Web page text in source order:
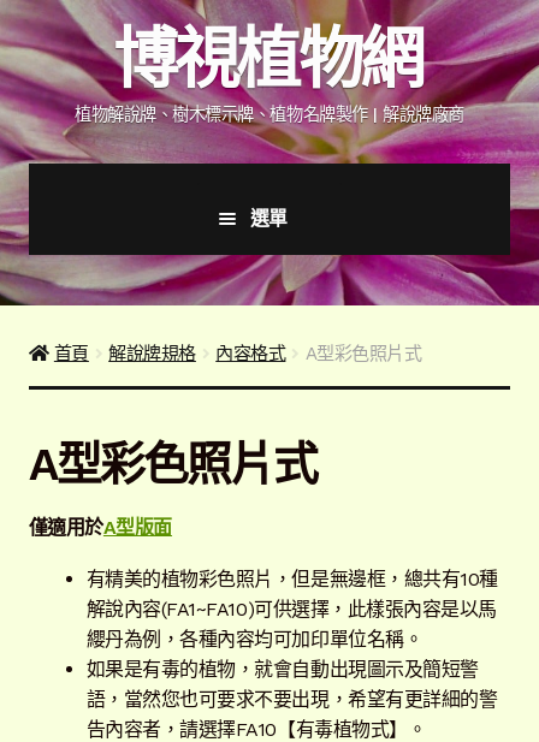
跳
至
導
覽
列
跳
至
主
要
內
容
博視植物網
植物解說牌、樹木標示牌、植物名牌製作 | 解說牌廠商
選單
首頁
產品價格表
下載詢價單
植物圖鑑/標示牌/附件型錄
子
選
解說牌規格
展
開
選
單
QRcode
版面大小
首頁 解說牌規格 內容格式 A型彩色照片式
A型彩色照片式
僅適用於A型版面
有精美的植物彩色照片，但是無邊框，總共有10種
解說內容(FA1~FA10)可供選擇，此樣張內容是以馬
纓丹為例，各種內容均可加印單位名稱。
如果是有毒的植物，就會自動出現圖示及簡短警
語，當然您也可要求不要出現，希望有更詳細的警
告內容者，請選擇FA10【有毒植物式】。